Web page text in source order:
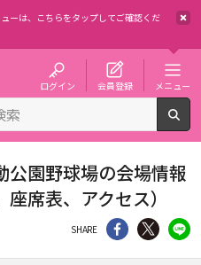
ーは、
こちらをタップしてご確認くだ
ログイン 会員登録 メニュー
公園野球場の会場情報
座席表、アクセス）
SHARE シェア Twitter